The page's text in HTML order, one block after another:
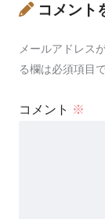
コメント
メールアドレス
る欄は必須項目
コメント ※